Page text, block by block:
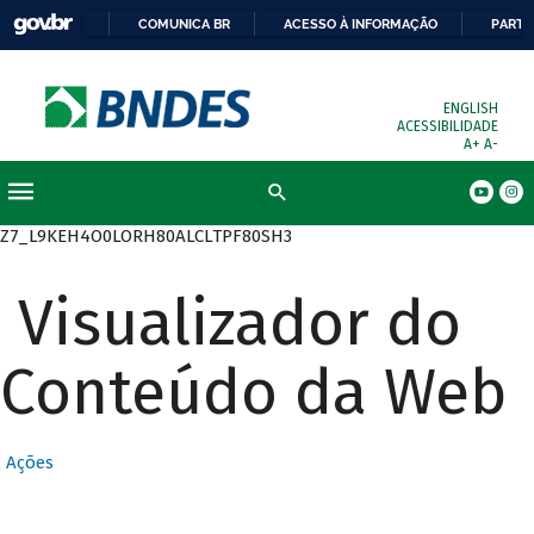
COMUNICA BR ACESSO À INFORMAÇÃO
ENGLISH
ACESSIBILIDADE
A+ A-
Z7_L9KEH4O0LORH80ALCLTPF80SH3
Visualizador do
Conteúdo da Web
Ações